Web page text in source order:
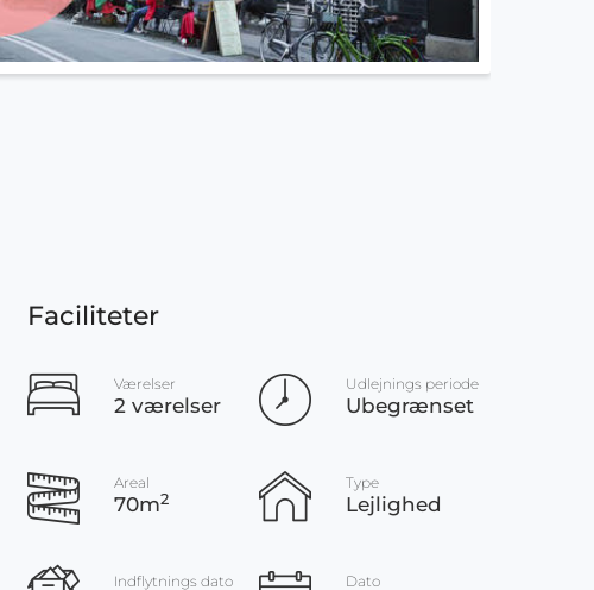
Faciliteter
Værelser
2 værelser
Udlejnings periode
Ubegrænset
Areal
70m2
Type
Lejlighed
Indflytnings dato Dato